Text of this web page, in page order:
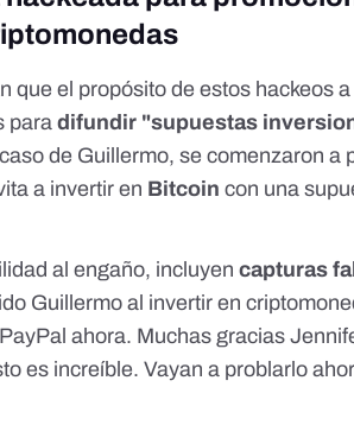
que el propósito de estos hackeos
paradifundir "supuestas
de Guillermo, se comenzaron a
a invertir en Bitcoin con una
al engaño, incluyencapturas
Guillermo al invertir en
ahora. Muchas gracias
es increíble. Vayan a problarlo